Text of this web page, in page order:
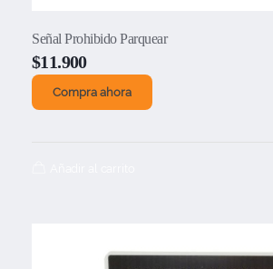
Señal Prohibido Parquear
$11.900
Compra ahora